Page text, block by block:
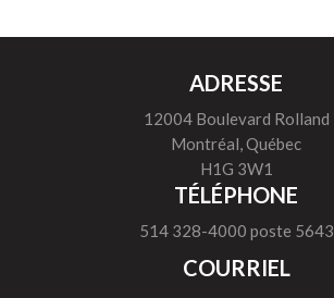
ADRESSE
12004 Boulevard Rolland
Montréal, Québec
H1G 3W1
TÉLÉPHONE
514 328-4000 poste 5643
COURRIEL